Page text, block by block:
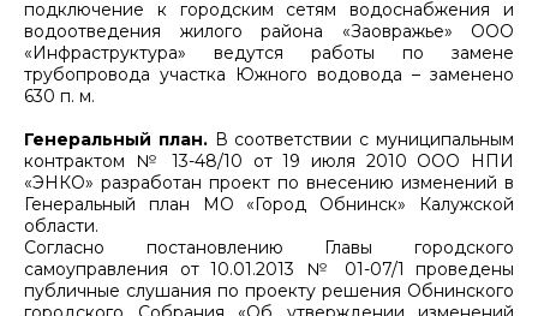
подключение к городским сетям водоснабжения и
водоотведения жилого района «Заовражье» ООО
«Инфраструктура» ведутся работы по замене
трубопровода участка Южного водовода – заменено
630 п. м.
Генеральный план. В соответствии с муниципальным
контрактом № 13-48/10 от 19 июля 2010 ООО НПИ
«ЭНКО» разработан проект по внесению изменений в
Генеральный план МО «Город Обнинск» Калужской
области.
Согласно постановлению Главы городского
самоуправления от 10.01.2013 № 01-07/1 проведены
публичные слушания по проекту решения Обнинского